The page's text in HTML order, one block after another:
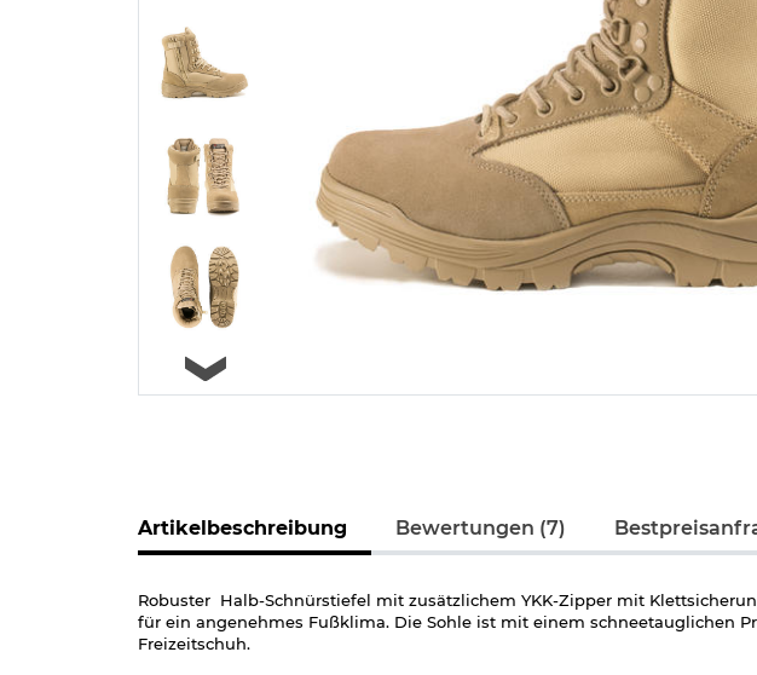
Artikelbeschreibung Bewertungen (7)
Robuster Halb-Schnürstiefel mit zusätzlichem YKK-Zipper mit
für ein angenehmes Fußklima. Die Sohle ist mit einem schneetauglichen
Freizeitschuh.